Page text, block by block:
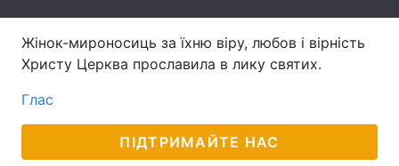
Контакти
Послуги
Жінок-мироносиць за їхню віру, любов і вірність
Христу Церква прославила в лику святих.
Глас
ПІДТРИМАЙТЕ НАС